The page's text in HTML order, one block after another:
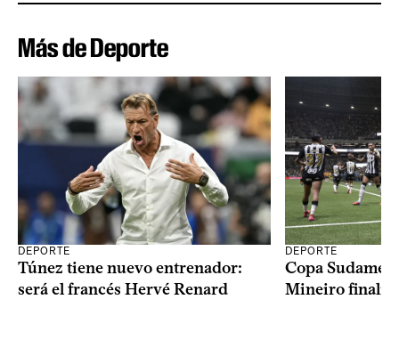
Más de Deporte
DEPORTE
Túnez tiene nuevo entrenador:
será el francés Hervé Renard
DEPORTE
Copa
Mineiro